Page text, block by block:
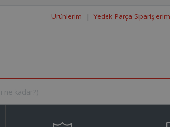
Ürünlerim Yedek Parça Siparişlerim